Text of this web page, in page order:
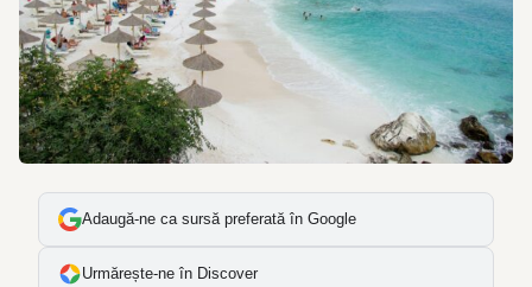
Adaugă-ne ca sursă preferată în Google
Urmărește-ne în Discover